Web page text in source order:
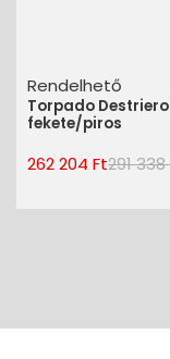
Rendelhető
Torpado
fekete/piros
262 204 Ft291